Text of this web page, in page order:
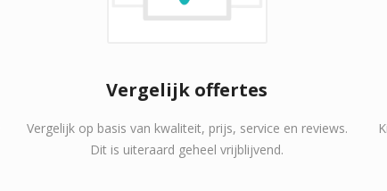
Vergelijk offertes
Vergelijk op basis van kwaliteit, prijs, service en reviews.
Dit is uiteraard geheel vrijblijvend.